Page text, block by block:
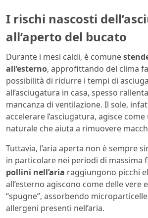
I rischi nascosti
all’aperto del bucato
Durante i mesi caldi, è comune
all’esterno, approfittando del clima
possibilità di ridurre i tempi di
all’asciugatura in casa, spesso
mancanza di ventilazione. Il sole,
accelerare l’asciugatura, agisce
naturale che aiuta a rimuovere
Tuttavia, l’aria aperta non è sempre
in particolare nei periodi di massima
pollini nell’aria raggiungono picchi
all’esterno agiscono come delle vere
“spugne”, assorbendo
allergeni presenti nell’aria.